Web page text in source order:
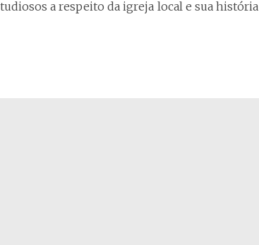
a respeito da igreja local e sua história